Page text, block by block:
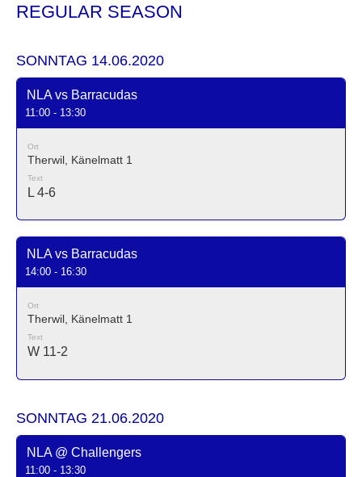
REGULAR SEASON
SONNTAG 14.06.2020
NLA vs Barracudas
11:00 - 13:30
Ort
Therwil, Känelmatt 1
Text
L 4-6
NLA vs Barracudas
14:00 - 16:30
Ort
Therwil, Känelmatt 1
Text
W 11-2
SONNTAG 21.06.2020
NLA @ Challengers
11:00 - 13:30